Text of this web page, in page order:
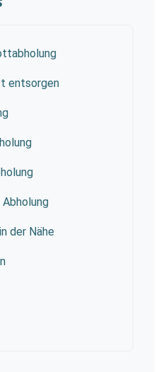
entsorgen
der Nähe